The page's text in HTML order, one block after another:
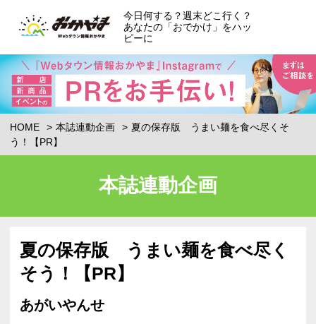
今日何する？週末どこ行く？
あなたの「おでかけ」をハッ
ピーに
HOME 本誌連動企画
夏の保存版 うまい麺を食べ尽くそ
う！【PR】
本誌連動企画
夏の保存版 うまい麺を食べ尽く
そう！【PR】
あがいやんせ